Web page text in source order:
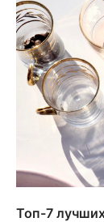
Топ-7